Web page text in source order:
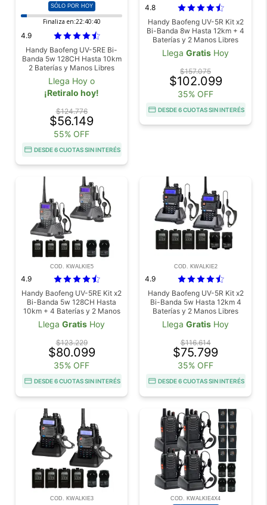
SÓLO POR HOY
Finaliza en:22:40:38
4.9
Handy Baofeng UV-5RE Bi-
Banda 5w 128CH Hasta 10km
2 Baterías y Manos Libres
Llega Hoy o
¡Retiralo hoy!
$124.776
$56.149
55% OFF
DESDE 6 CUOTAS SIN INTERÉS
4.8
Handy Baofeng UV-5R Kit x2
Bi-Banda 8w Hasta 12km + 4
Baterías y 2 Manos Libres
Llega Gratis Hoy
$157.075
$102.099
35% OFF
DESDE 6 CUOTAS SIN INTERÉS
COD. KWALKIE5
4.9
Handy Baofeng UV-5RE Kit x2
Bi-Banda 5w 128CH Hasta
10km + 4 Baterías y 2 Manos
Libres
Llega Gratis Hoy
$123.229
$80.099
35% OFF
DESDE 6 CUOTAS SIN INTERÉS
COD. KWALKIE2
4.9
Handy Baofeng UV-5R Kit x2
Bi-Banda 5w Hasta 12km 4
Baterías y 2 Manos Libres
Llega Gratis Hoy
$116.614
$75.799
35% OFF
DESDE 6 CUOTAS SIN INTERÉS
COD. KWALKIE3
COD. KWALKIE4X4